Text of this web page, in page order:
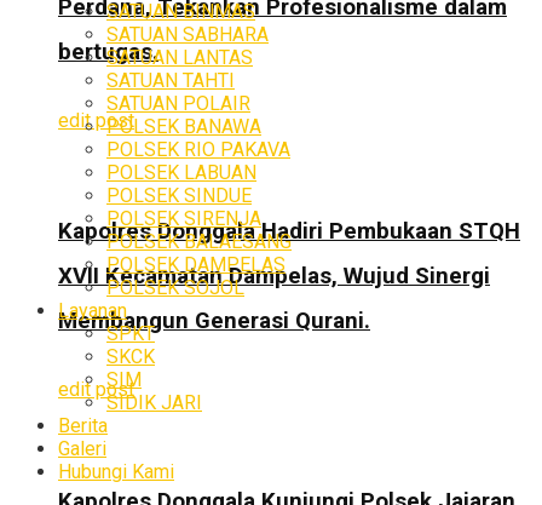
Perdana, Tekankan Profesionalisme dalam
bertugas.
edit post
Kapolres Donggala Hadiri Pembukaan STQH
XVII Kecamatan Dampelas, Wujud Sinergi
Membangun Generasi Qurani.
edit post
SATUAN BINMAS
SATUAN SABHARA
SATUAN LANTAS
SATUAN TAHTI
SATUAN POLAIR
POLSEK BANAWA
POLSEK RIO PAKAVA
POLSEK LABUAN
POLSEK SINDUE
POLSEK SIRENJA
POLSEK BALAESANG
POLSEK DAMPELAS
POLSEK SOJOL
Layanan
SPKT
SKCK
SIM
SIDIK JARI
Berita
Galeri
Hubungi Kami